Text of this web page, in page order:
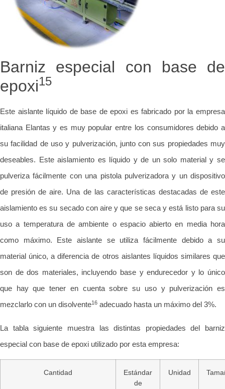
Barniz especial con base de
epoxi15
Este aislante líquido de base de epoxi es fabricado por la empresa
italiana Elantas y es muy popular entre los consumidores debido a
su facilidad de uso y pulverización, junto con sus propiedades muy
deseables. Este aislamiento es líquido y de un solo material y se
pulveriza fácilmente con una pistola pulverizadora y un dispositivo
de presión de aire. Una de las características destacadas de este
aislamiento es su secado con aire y que se seca y está listo para su
uso a temperatura de ambiente o espacio abierto en media hora
como máximo. Este aislante se utiliza fácilmente debido a su
material único, a diferencia de otros aislantes líquidos similares que
son de dos materiales, incluyendo base y endurecedor y lo único
que hay que tener en cuenta sobre su uso y pulverización es
mezclarlo con un disolvente16 adecuado hasta un máximo del 3%.
La tabla siguiente muestra las distintas propiedades del barniz
especial con base de epoxi utilizado por esta empresa:
Cantidad
Estándar
de
Unidad